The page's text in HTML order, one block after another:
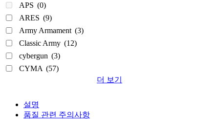
APS (0)
ARES (9)
Army Armament (3)
Classic Army (12)
cybergun (3)
CYMA (57)
더 보기
설명
품질 관련 주의사항